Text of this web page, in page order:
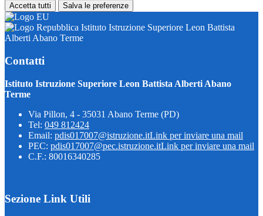
Accetta tutti Salva le preferenze
Istituto Istruzione Superiore Leon Battista
Alberti Abano Terme
Contatti
Istituto Istruzione Superiore Leon Battista Alberti Abano
Terme
Via Pillon, 4 - 35031 Abano Terme (PD)
Tel: 049 812424
Email: pdis017007@istruzione.itLink per inviare una mail
PEC: pdis017007@pec.istruzione.itLink per inviare una mail
C.F.: 80016340285
Sezione Link Utili